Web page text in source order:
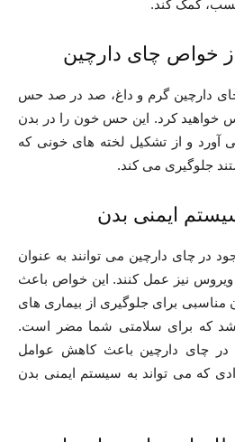
کمک کند.
خواص چای دارچین
دارچین گرم و داغ، صد در صد حس
خواهید کرد. این حس خون را در بدن
و از تشکیل لخته های خونی که
جلوگیری می کند.
ایمنی بدن
در چای دارچین می توانند به عنوان
نیز عمل کنند. این خواص باعث
برای جلوگیری از بیماری های
که برای سلامتی شما مضر است.
در چای دارچین باعث کاهش عوامل
که می تواند به سیستم ایمنی بدن